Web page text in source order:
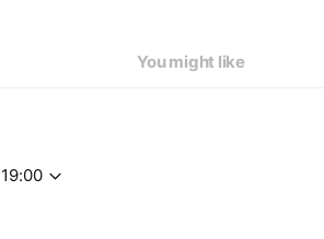
You might like